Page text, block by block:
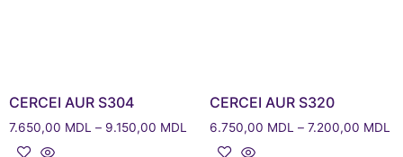
CERCEI AUR S304
7.650,00 MDL – 9.150,00 MDL
CERCEI AUR S320
6.750,00 MDL – 7.200,00 MDL